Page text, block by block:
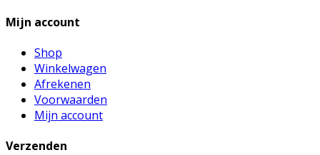
Mijn account
Shop
Winkelwagen
Afrekenen
Voorwaarden
Mijn account
Verzenden